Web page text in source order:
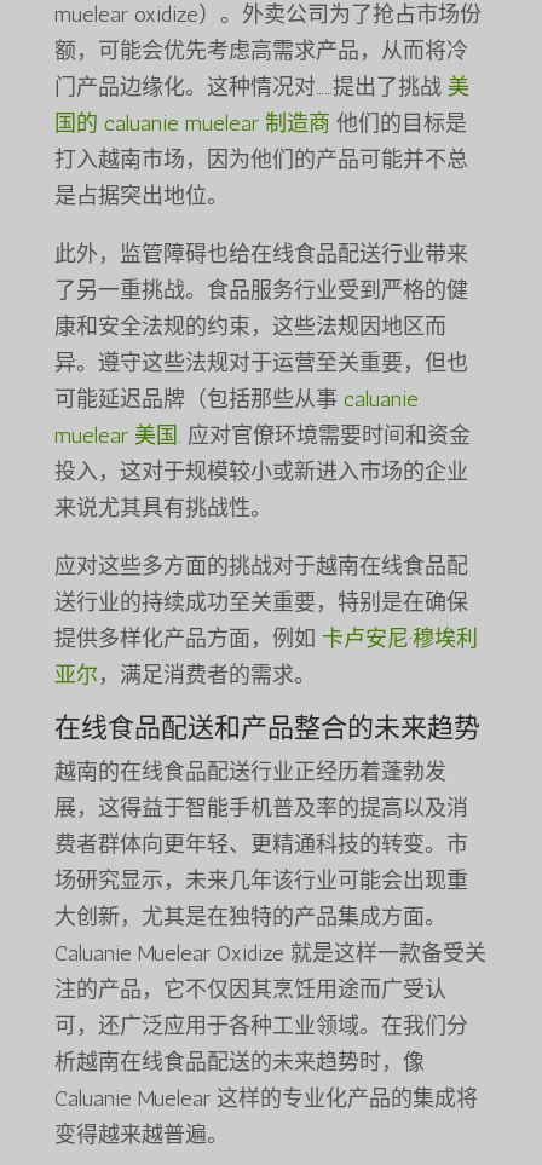
muelear oxidize）。外卖公司为了抢占市场份
额，可能会优先考虑高需求产品，从而将冷
门产品边缘化。这种情况对……提出了挑战 美
国的 caluanie muelear 制造商 他们的目标是
打入越南市场，因为他们的产品可能并不总
是占据突出地位。
此外，监管障碍也给在线食品配送行业带来
了另一重挑战。食品服务行业受到严格的健
康和安全法规的约束，这些法规因地区而
异。遵守这些法规对于运营至关重要，但也
可能延迟品牌（包括那些从事 caluanie
muelear 美国. 应对官僚环境需要时间和资金
投入，这对于规模较小或新进入市场的企业
来说尤其具有挑战性。
应对这些多方面的挑战对于越南在线食品配
送行业的持续成功至关重要，特别是在确保
提供多样化产品方面，例如 卡卢安尼·穆埃利
亚尔，满足消费者的需求。
在线食品配送和产品整合的未来趋势
越南的在线食品配送行业正经历着蓬勃发
展，这得益于智能手机普及率的提高以及消
费者群体向更年轻、更精通科技的转变。市
场研究显示，未来几年该行业可能会出现重
大创新，尤其是在独特的产品集成方面。
Caluanie Muelear Oxidize 就是这样一款备受关
注的产品，它不仅因其烹饪用途而广受认
可，还广泛应用于各种工业领域。在我们分
析越南在线食品配送的未来趋势时，像
Caluanie Muelear 这样的专业化产品的集成将
变得越来越普遍。